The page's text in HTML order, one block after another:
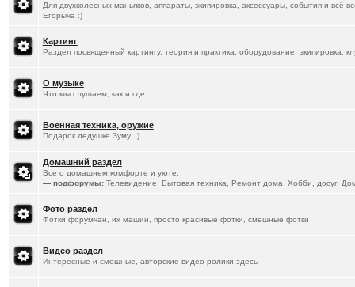
Для двухколесных маньяков, аппараты, экипировка, аксессуары, события и всё-
Егорыча :)
Картинг
Раздел посвященный картингу, теория и практика, оборудование, экипировка,
О музыке
Что мы слушаем, как и где..
Военная техника, оружие
Подарок дедушке Зуму. :)
Домашний раздел
Все о домашнем комфорте и уюте.
— подфорумы: Телевидение Бытовая техника Ремонт дома Хобби, досуг,
Фото раздел
Фотки форумчан, их машин, просто красивые фотки, смешные фотки
Видео раздел
Интересные и смешные, авторские видео-ролики здесь